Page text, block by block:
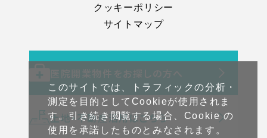
クッキーポリシー
サイトマップ
土地・不動産活用はこちら
このサイトでは、トラフィックの分析・
測定を目的としてCookieが使用されま
す。引き続き閲覧する場合、Cookie の
使用を承諾したものとみなされます。